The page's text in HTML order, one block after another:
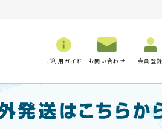
ご利用ガイド お問い合わせ 会員登録